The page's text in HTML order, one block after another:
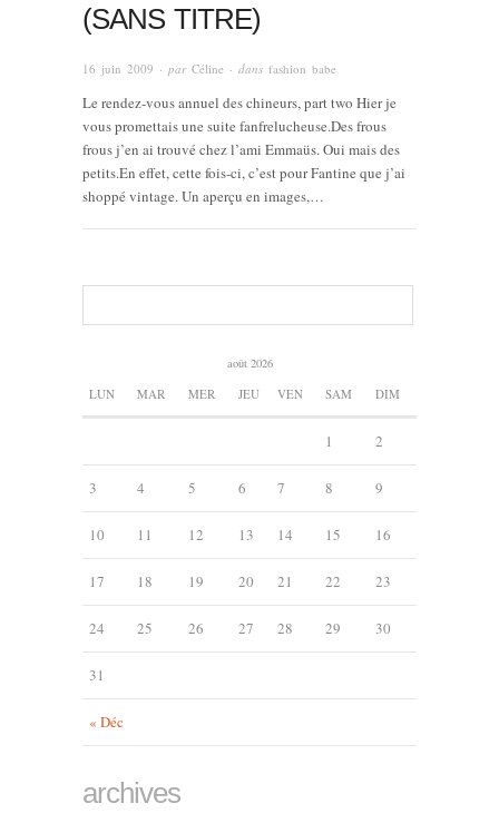
(SANS TITRE)
16 juin 2009 · par Céline · dans fashion babe
Le rendez-vous annuel des chineurs, part two Hier je
vous promettais une suite fanfrelucheuse.Des frous
frous j’en ai trouvé chez l’ami Emmaüs. Oui mais des
petits.En effet, cette fois-ci, c’est pour Fantine que j’ai
shoppé vintage. Un aperçu en images,…
août 2026
LUN MAR MER JEU VEN SAM DIM
« Déc
1 2
3 4 5 6 7 8 9
10 11 12 13 14 15 16
17 18 19 20 21 22 23
24 25 26 27 28 29 30
31
archives